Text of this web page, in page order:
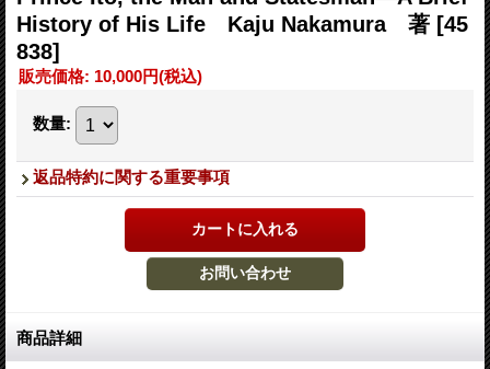
History of His Life Kaju Nakamura 著 [45
838]
販売価格: 10,000円(税込)
数量:
返品特約に関する重要事項
商品詳細